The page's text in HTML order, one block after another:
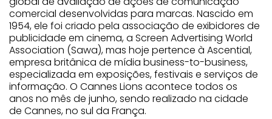
comercial desenvolvidas para marcas. Nascido em
1954, ele foi criado pela associação de exibidores de
publicidade em cinema, a Screen Advertising World
Association (Sawa), mas hoje pertence à Ascential,
empresa britânica de mídia business-to-business,
especializada em exposições, festivais e serviços de
informação. O Cannes Lions acontece todos os
anos no mês de junho, sendo realizado na cidade
de Cannes, no sul da França.